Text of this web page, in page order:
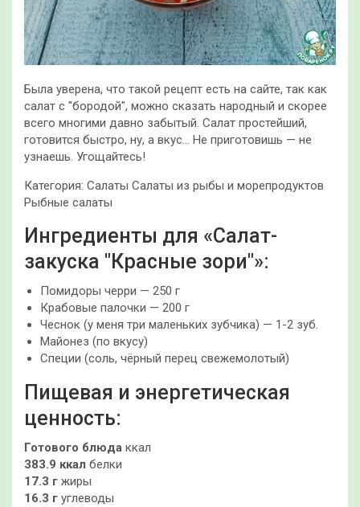
Была уверена, что такой рецепт есть на сайте, так как
салат с "бородой", можно сказать народный и скорее
всего многими давно забытый. Салат простейший,
готовится быстро, ну, а вкус… Не приготовишь — не
узнаешь. Угощайтесь!
Категория: Салаты Салаты из рыбы и морепродуктов
Рыбные салаты
Ингредиенты для «Салат-
закуска "Красные зори"»:
Помидоры черри — 250 г
Крабовые палочки — 200 г
Чеснок (у меня три маленьких зубчика) — 1-2 зуб.
Майонез (по вкусу)
Специи (соль, чёрный перец свежемолотый)
Пищевая и энергетическая
ценность:
Готового блюда ккал
383.9 ккал белки
17.3 г жиры
16.3 г углеводы